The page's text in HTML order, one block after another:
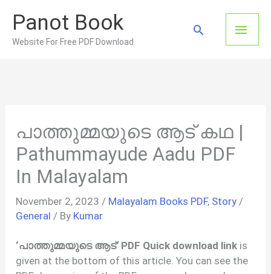
content
Panot Book
Website For Free PDF Download
Main
Search
പാത്തുമ്മയുടെ ആട് കഥ |
Pathummayude Aadu PDF
In Malayalam
November 2, 2023 / Malayalam Books PDF, Story /
General / By Kumar
‘പാത്തുമ്മയുടെ ആട്’ PDF Quick download link is
given at the bottom of this article. You can see the